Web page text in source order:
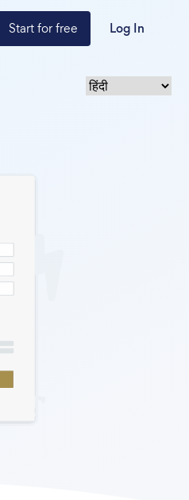
Start for free Log In